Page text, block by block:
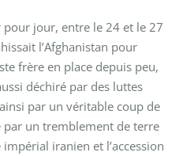
jour, entre le 24 et le 27
l’Afghanistan pour
frère en place depuis peu,
déchiré par des luttes
par un véritable coup de
un tremblement de terre
iranien et l’accession